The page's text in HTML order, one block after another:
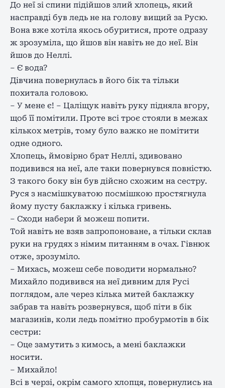
До неї зі спини підійшов злий хлопець, який
насправді був ледь не на голову вищий за Русю.
Вона вже хотіла якось обуритися, проте одразу
ж зрозуміла, що йшов він навіть не до неї. Він
йшов до Неллі.
– Є вода?
Дівчина повернулась в його бік та тільки
похитала головою.
– У мене є! – Цаліщук навіть руку підняла вгору,
щоб її помітили. Проте всі троє стояли в межах
кількох метрів, тому було важко не помітити
одне одного.
Хлопець, ймовірно брат Неллі, здивовано
подивився на неї, але таки повернувся повністю.
З такого боку він був дійсно схожим на сестру.
Руся з насмішкуватою посмішкою простягнула
йому пусту баклажку і кілька гривень.
– Сходи набери й можеш попити.
Той навіть не взяв запропоноване, а тільки склав
руки на грудях з німим питанням в очах. Гівнюк
отже, зрозуміло.
– Михась, можеш себе поводити нормально?
Михайло подивився на неї дивним для Русі
поглядом, але через кілька митей баклажку
забрав та навіть розвернувся, щоб піти в бік
магазинів, коли ледь помітно пробурмотів в бік
сестри:
– Оце замутить з кимось, а мені баклажки
носити.
– Михайло!
Всі в черзі, окрім самого хлопця, повернулись на